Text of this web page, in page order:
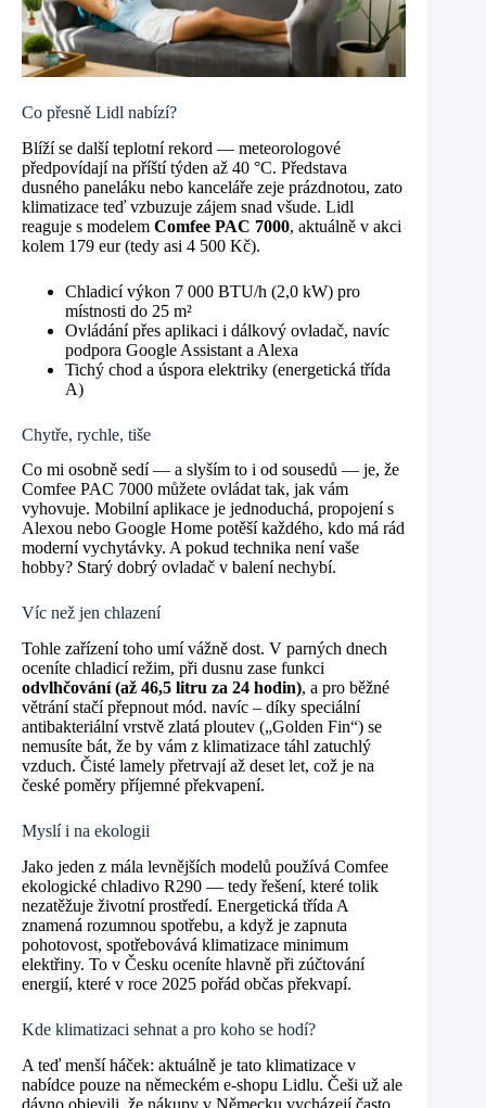
Co přesně Lidl nabízí?
Blíží se další teplotní rekord — meteorologové
předpovídají na příští týden až 40 °C. Představa
dusného paneláku nebo kanceláře zeje prázdnotou, zato
klimatizace teď vzbuzuje zájem snad všude. Lidl
reaguje s modelem Comfee PAC 7000, aktuálně v akci
kolem 179 eur (tedy asi 4 500 Kč).
Chladicí výkon 7 000 BTU/h (2,0 kW) pro
místnosti do 25 m²
Ovládání přes aplikaci i dálkový ovladač, navíc
podpora Google Assistant a Alexa
Tichý chod a úspora elektriky (energetická třída
A)
Chytře, rychle, tiše
Co mi osobně sedí — a slyším to i od sousedů — je, že
Comfee PAC 7000 můžete ovládat tak, jak vám
vyhovuje. Mobilní aplikace je jednoduchá, propojení s
Alexou nebo Google Home potěší každého, kdo má rád
moderní vychytávky. A pokud technika není vaše
hobby? Starý dobrý ovladač v balení nechybí.
Víc než jen chlazení
Tohle zařízení toho umí vážně dost. V parných dnech
oceníte chladicí režim, při dusnu zase funkci
odvlhčování (až 46,5 litru za 24 hodin), a pro běžné
větrání stačí přepnout mód. navíc – díky speciální
antibakteriální vrstvě zlatá ploutev („Golden Fin“) se
nemusíte bát, že by vám z klimatizace táhl zatuchlý
vzduch. Čisté lamely přetrvají až deset let, což je na
české poměry příjemné překvapení.
Myslí i na ekologii
Jako jeden z mála levnějších modelů používá Comfee
ekologické chladivo R290 — tedy řešení, které tolik
nezatěžuje životní prostředí. Energetická třída A
znamená rozumnou spotřebu, a když je zapnuta
pohotovost, spotřebovává klimatizace minimum
elektřiny. To v Česku oceníte hlavně při zúčtování
energií, které v roce 2025 pořád občas překvapí.
Kde klimatizaci sehnat a pro koho se hodí?
A teď menší háček: aktuálně je tato klimatizace v
nabídce pouze na německém e-shopu Lidlu. Češi už ale
dávno objevili, že nákupy v Německu vycházejí často